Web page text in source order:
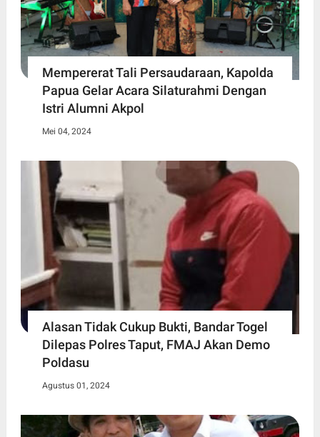
Mempererat Tali Persaudaraan, Kapolda
Papua Gelar Acara Silaturahmi Dengan
Istri Alumni Akpol
Mei 04, 2024
Alasan Tidak Cukup Bukti, Bandar Togel
Dilepas Polres Taput, FMAJ Akan Demo
Poldasu
Agustus 01, 2024